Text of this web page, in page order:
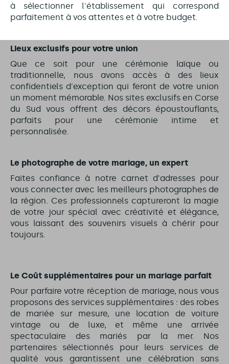
à sélectionner l'établissement qui correspond
parfaitement à vos attentes et à votre budget.
Lieux exclusifs pour votre union
Que ce soit pour une cérémonie laïque ou
traditionnelle, nous avons accès à des lieux
confidentiels d'exception qui feront de votre union
un moment mémorable. Nos sites exclusifs en Corse
du Sud vous offrent des décors époustouflants,
parfaits pour une cérémonie intime et
personnalisée.
Le photographe de votre mariage, un expert
Faites confiance à notre carnet d'adresses pour
vous connecter avec les meilleurs photographes de
la région. Ces professionnels captureront la magie
de votre jour spécial avec créativité et élégance,
vous laissant des souvenirs visuels à chérir pour
toujours.
Le Coût supplémentaires pour un mariage parfait
Pour parfaire votre réception de mariage, nous vous
proposons des services supplémentaires : des robes
de mariée sur mesure, une location de voiture
vintage ou de luxe, et même une arrivée
spectaculaire des mariés par la mer. Nos
partenaires sélectionnés pour leurs services de
qualité vous garantissent une célébration sans